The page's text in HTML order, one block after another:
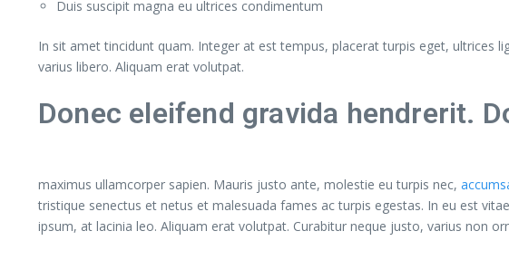
Duis suscipit magna eu ultrices condimentum
In sit amet tincidunt quam. Integer at est tempus, placerat turpis eget, ultrices
varius libero. Aliquam erat volutpat.
Donec eleifend gravida hendrerit.
maximus ullamcorper sapien. Mauris justo ante, molestie eu turpis nec,
tristique senectus et netus et malesuada fames ac turpis egestas. In eu est
ipsum, at lacinia leo. Aliquam erat volutpat. Curabitur neque justo, varius non